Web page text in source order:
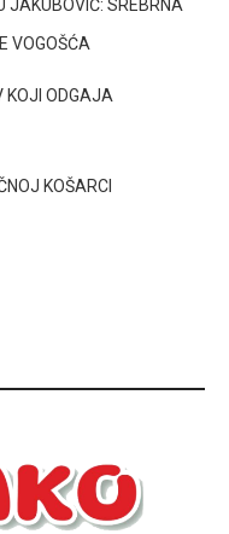
JAKUBOVIĆ: SREBRNA
VOGOŠĆA
KOJI ODGAJA
KOŠARCI